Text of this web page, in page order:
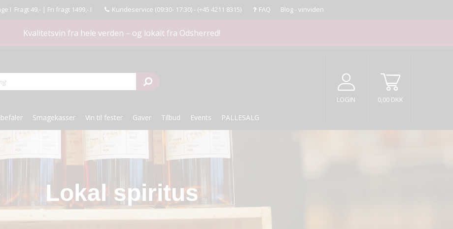
I Fragt 49,- | Fri fragt 1499,- I Kundeservice (09:30- 17:30) - (+45 4211 8315) FAQ Blog - vinviden
Kvalitetsvin fra hele verden – og lokalt fra Odsherred!
Smagekasser Vin til fester Gaver Tilbud Events PALLESALG
LOGIN 0,00 DKK
Lokal spiritus